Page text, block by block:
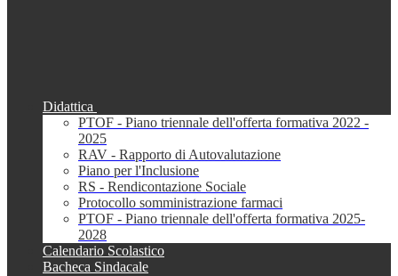
Didattica
PTOF - Piano triennale dell'offerta formativa 2022 -
2025
RAV - Rapporto di Autovalutazione
Piano per l'Inclusione
RS - Rendicontazione Sociale
Protocollo somministrazione farmaci
PTOF - Piano triennale dell'offerta formativa 2025-
2028
Calendario Scolastico
Bacheca Sindacale